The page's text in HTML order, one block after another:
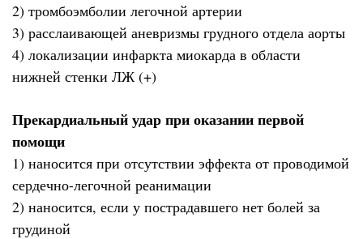
2) тромбоэмболии легочной артерии
3) расслаивающей аневризмы грудного отдела аорты
4) локализации инфаркта миокарда в области
нижней стенки ЛЖ (+)
Прекардиальный удар при оказании первой
помощи
1) наносится при отсутствии эффекта от проводимой
сердечно-легочной реанимации
2) наносится, если у пострадавшего нет болей за
грудиной